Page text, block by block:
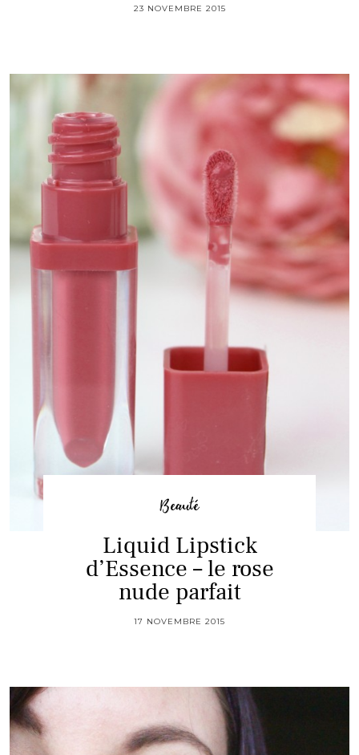
23 NOVEMBRE 2015
Beauté
Liquid Lipstick
d’Essence – le rose
nude parfait
17 NOVEMBRE 2015